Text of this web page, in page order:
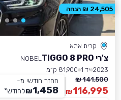
קרית אתא
צ'רי TIGGO 8 PRO
NOBEL
2023 יד 1
81,900 ק״מ
141,500 ₪
116,995
₪
החזר חודשי מ-
1,458
₪לחודש*
24,505 ₪ הנחה